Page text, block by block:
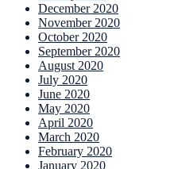
December 2020
November 2020
October 2020
September 2020
August 2020
July 2020
June 2020
May 2020
April 2020
March 2020
February 2020
January 2020